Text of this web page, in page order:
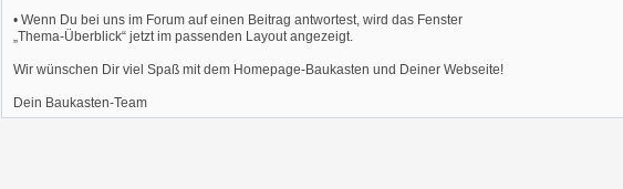
• Wenn Du bei uns im Forum auf einen Beitrag antwortest, wird das Fenster
„Thema-Überblick“ jetzt im passenden Layout angezeigt.
Wir wünschen Dir viel Spaß mit dem Homepage-Baukasten und Deiner Webseite!
Dein Baukasten-Team